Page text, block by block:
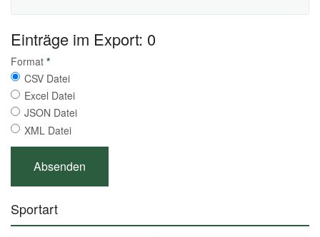
Einträge im Export: 0
Format *
CSV Datei
Excel Datei
JSON Datei
XML Datei
Sportart